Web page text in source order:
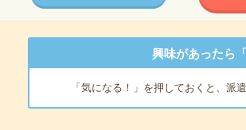
興味があったら
「気になる！」を押しておくと、派